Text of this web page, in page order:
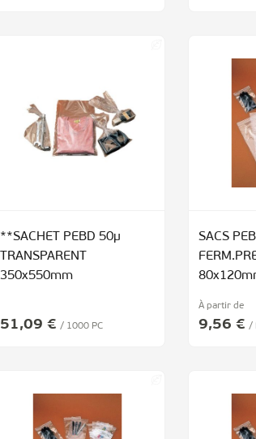
**SACHET PEBD 50µ
TRANSPARENT
350x550mm
51,09 € / 1000 PC
SACS
À partir de
9,56 € /